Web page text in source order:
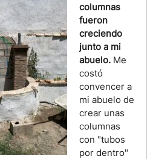
columnas
fueron
creciendo
junto a mi
abuelo. Me
costó
convencer a
mi abuelo de
crear unas
columnas
con "tubos
por dentro"